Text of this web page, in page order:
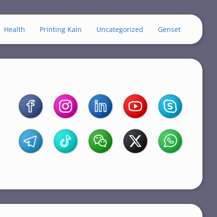
Health Printing Kain Uncategorized Genset